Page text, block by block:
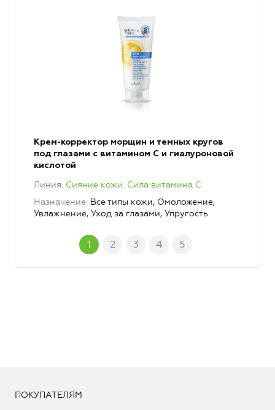
Крем-корректор морщин и темных кругов
под глазами с витамином С и гиалуроновой
кислотой
Линия Сияние кожи. Сила витамина C
Назначение Все типы кожи, Омоложение,
Увлажнение, Уход за глазами, Упругость
1 2 3 4 5
ПОКУПАТЕЛЯМ